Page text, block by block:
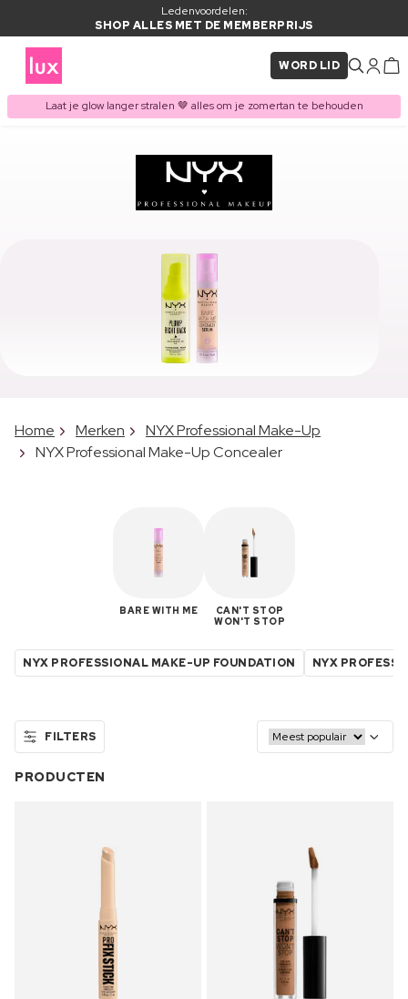
Ledenvoordelen:
SHOP ALLES MET DE MEMBERPRIJS
WORD LID
Laat je glow langer stralen 🤎 alles om je zomertan te behouden
Home Merken
NYX Professional Make-Up
NYX Professional Make-Up Concealer
BARE WITH ME
CAN'T STOP
WON'T STOP
NYX PROFESSIONAL MAKE-UP FOUNDATION NYX
FILTERS
PRODUCTEN